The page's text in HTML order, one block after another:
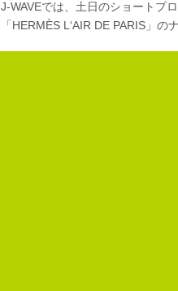
J-WAVEでは、土日のショートプ
「HERMÈS L‘AIR DE PARIS」